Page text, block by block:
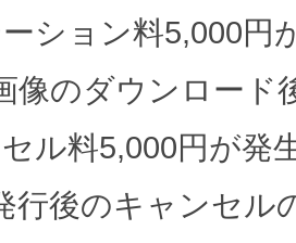
ション料5,000円
像のダウンロード
ル料5,000円が発
行後のキャンセル